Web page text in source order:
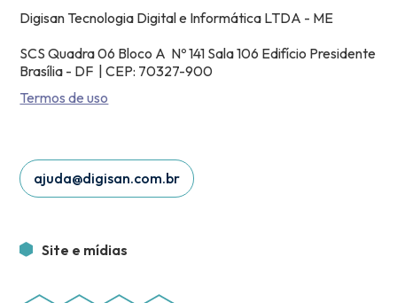
Digisan Tecnologia Digital e Informática LTDA - ME
SCS Quadra 06 Bloco A Nº 141 Sala 106 Edifício Presidente
Brasília - DF | CEP: 70327-900
Termos de uso
ajuda@digisan.com.br
Site e mídias